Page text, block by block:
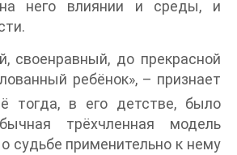
на него влиянии и среды, и
своенравный, до прекрасной
ребёнок», – признает
тогда, в его детстве, было
трёхчленная модель
судьбе применительно к нему